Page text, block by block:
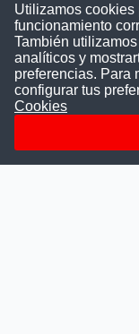
Puede
nuestras redes
Siguenos en:
Utilizamos cookies
funcionamiento
También
analíticos y
preferencias. Para
configurar tus
Cookies